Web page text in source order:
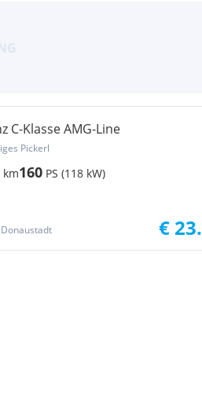
C-Klasse AMG-Line
Pickerl
km160 PS (118 kW)
€